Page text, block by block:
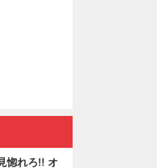
惚れろ!! オ